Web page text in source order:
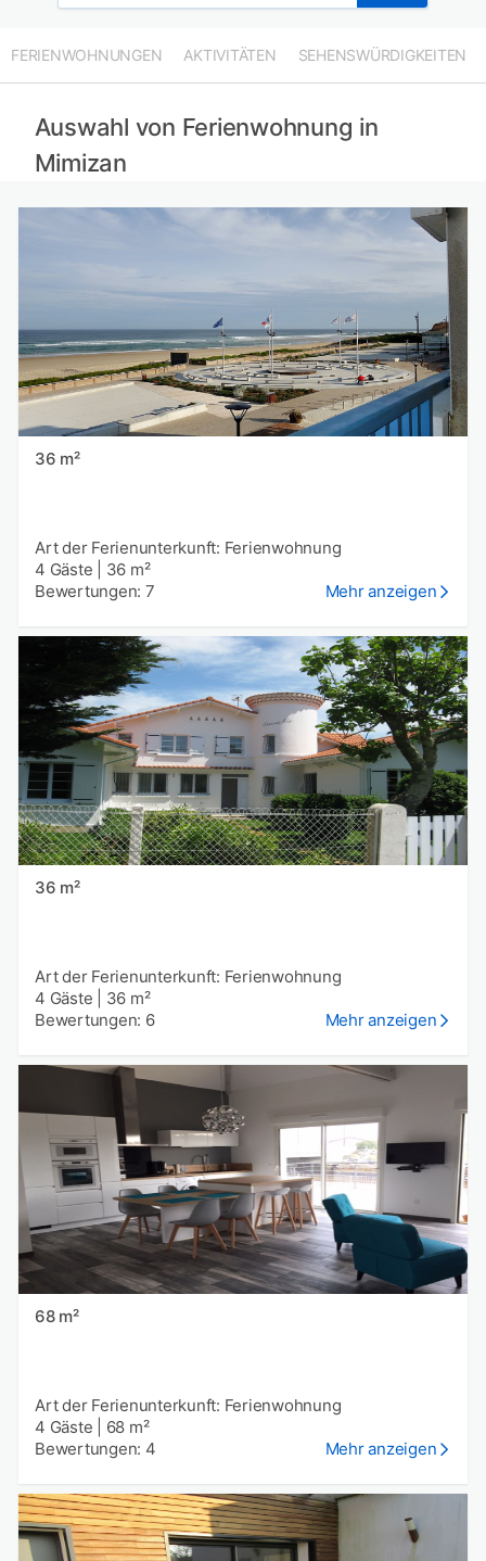
FERIENWOHNUNGEN AKTIVITÄTEN SEHENSWÜRDIGKEITEN
Auswahl von Ferienwohnung in
Mimizan
36 m²
Art der Ferienunterkunft: Ferienwohnung
4 Gäste
36 m²
Bewertungen: 7
Mehr anzeigen
36 m²
Art der Ferienunterkunft: Ferienwohnung
4 Gäste
36 m²
Bewertungen: 6
Mehr anzeigen
68 m²
Art der Ferienunterkunft: Ferienwohnung
4 Gäste
68 m²
Bewertungen: 4
Mehr anzeigen